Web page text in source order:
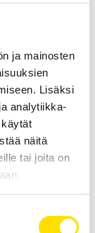
ja mainosten
Lisäksi
analytiikka-
näitä
tai joita on
sekä laaja